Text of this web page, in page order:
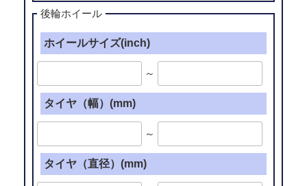
後輪ホイール
ホイールサイズ(inch)
～
タイヤ（幅）(mm)
～
タイヤ（直径）(mm)